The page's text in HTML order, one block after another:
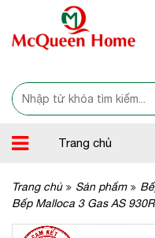
Trang chủ
Trang chủ Sản phẩm
Bếp Malloca 3 Gas AS 930R